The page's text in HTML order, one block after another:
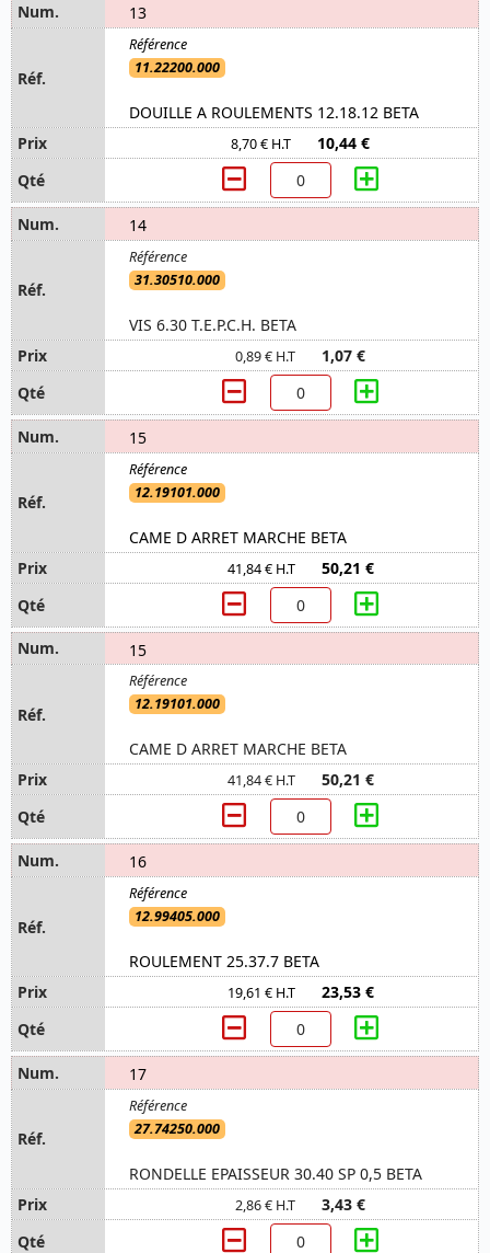
13
11.22200.000
DOUILLE A ROULEMENTS 12.18.12 BETA
8,70 € H.T 10,44 €
14
31.30510.000
VIS 6.30 T.E.P.C.H. BETA
0,89 € H.T 1,07 €
15
12.19101.000
CAME D ARRET MARCHE BETA
41,84 € H.T 50,21 €
15
12.19101.000
CAME D ARRET MARCHE BETA
41,84 € H.T 50,21 €
16
12.99405.000
ROULEMENT 25.37.7 BETA
19,61 € H.T 23,53 €
17
27.74250.000
RONDELLE EPAISSEUR 30.40 SP 0,5 BETA
2,86 € H.T 3,43 €